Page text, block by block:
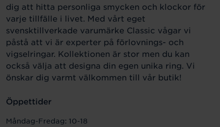
dig att hitta personliga smycken och klockor för
varje tillfälle i livet. Med vårt eget
svensktillverkade varumärke Classic vågar vi
påstå att vi är experter på förlovnings- och
vigselringar. Kollektionen är stor men du kan
också välja att designa din egen unika ring. Vi
önskar dig varmt välkommen till vår butik!
Öppettider
Måndag-Fredag: 10-18